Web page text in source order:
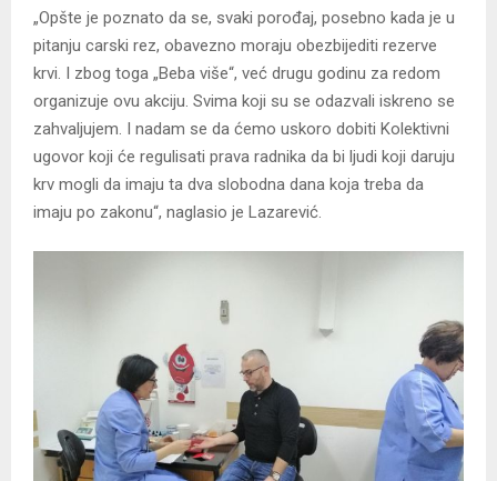
„Opšte je poznato da se, svaki porođaj, posebno kada je u
pitanju carski rez, obavezno moraju obezbijediti rezerve
krvi. I zbog toga „Beba više“, već drugu godinu za redom
organizuje ovu akciju. Svima koji su se odazvali iskreno se
zahvaljujem. I nadam se da ćemo uskoro dobiti Kolektivni
ugovor koji će regulisati prava radnika da bi ljudi koji daruju
krv mogli da imaju ta dva slobodna dana koja treba da
imaju po zakonu“, naglasio je Lazarević.